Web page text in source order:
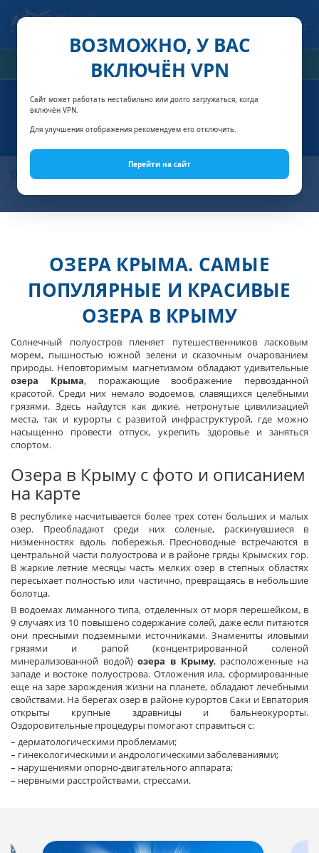
ВОЗМОЖНО, У ВАС
ВКЛЮЧЁН VPN
Сайт может работать нестабильно или долго загружаться, когда
включён VPN.
Для улучшения отображения рекомендуем его отключить.
Перейти на сайт
РАСЧЁТ СТОИМОСТИ
Главная
ОЗЕРА КРЫМА. САМЫЕ
ПОПУЛЯРНЫЕ И КРАСИВЫЕ
ОЗЕРА В КРЫМУ
Солнечный полуостров пленяет путешественников ласковым
морем, пышностью южной зелени и сказочным очарованием
природы. Неповторимым магнетизмом обладают удивительные
озера Крыма, поражающие воображение первозданной
красотой. Среди них немало водоемов, славящихся целебными
грязями. Здесь найдутся как дикие, нетронутые цивилизацией
места, так и курорты с развитой инфраструктурой, где можно
насыщенно провести отпуск, укрепить здоровье и заняться
спортом.
Озера в Крыму с фото и описанием
на карте
В республике насчитывается более трех сотен больших и малых
озер. Преобладают среди них соленые, раскинувшиеся в
низменностях вдоль побережья. Пресноводные встречаются в
центральной части полуострова и в районе гряды Крымских гор.
В жаркие летние месяцы часть мелких озер в степных областях
пересыхает полностью или частично, превращаясь в небольшие
болотца.
В водоемах лиманного типа, отделенных от моря перешейком, в
9 случаях из 10 повышено содержание солей, даже если питаются
они пресными подземными источниками. Знамениты иловыми
грязями и рапой (концентрированной соленой
минерализованной водой)озера в Крыму, расположенные на
западе и востоке полуострова. Отложения ила, сформированные
еще на заре зарождения жизни на планете, обладают лечебными
свойствами. На берегах озер в районе курортов Саки и Евпатория
открыты крупные здравницы и бальнеокурорты.
Оздоровительные процедуры помогают справиться с:
– дерматологическими проблемами;
– гинекологическими и андрологическими заболеваниями;
– нарушениями опорно-двигательного аппарата;
– нервными расстройствами, стрессами.